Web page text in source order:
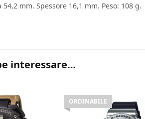
54,2 mm. Spessore 16,1 mm. Peso: 108 g.
interessare…
ORDINABILE